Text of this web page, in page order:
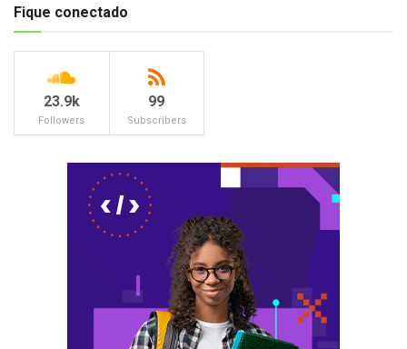
Fique conectado
23.9k
Followers
99
Subscribers